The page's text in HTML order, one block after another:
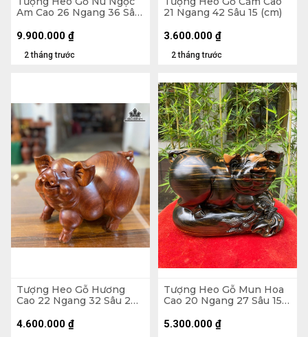
Am Cao 26 Ngang 36 Sâu
x 30 (cm)
2 tháng trước
9.900.000 ₫
21 Ngang 42 Sâu 15 (cm)
2 tháng trước
3.600.000 ₫
Tượng Heo Gỗ Hương
Cao 22 Ngang 32 Sâu 2
4.600.000 ₫
Tượng Heo Gỗ Mun Hoa
Cao 20 Ngang 27 Sâu 15
5.300.000 ₫